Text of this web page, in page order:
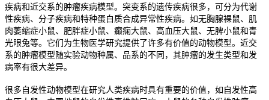
疾病和近交系的肿瘤疾病模型。突变系的遗传疾病很多，可分为代谢
性疾病、分子疾病和特种蛋白质合成异常性疾病。如无胸腺裸鼠、肌
肉萎缩症小鼠、肥胖症小鼠、癫痫大鼠、高血压大鼠、无脾小鼠和青
光眼兔等。它们为生物医学研究提供了许多有价值的动物模型。近交
系的肿瘤模型随实验动物种属、品系的不同，其肿瘤的发生类型和发
病率有很大差异。
很多自发性动物模型在研究人类疾病时具有重要的价值，如自发性高